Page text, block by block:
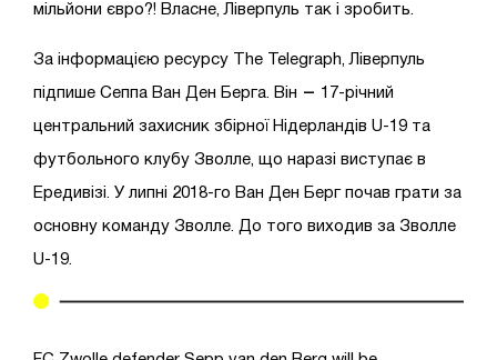
мільйони євро?! Власне, Ліверпуль так і зробить.
За інформацією ресурсу The Telegraph, Ліверпуль
підпише Сеппа Ван Ден Берга. Він – 17-річний
центральний захисник збірної Нідерландів U-19 та
футбольного клубу Зволле, що наразі виступає в
Ередивізі. У липні 2018-го Ван Ден Берг почав грати за
основну команду Зволле. До того виходив за Зволле
U-19.